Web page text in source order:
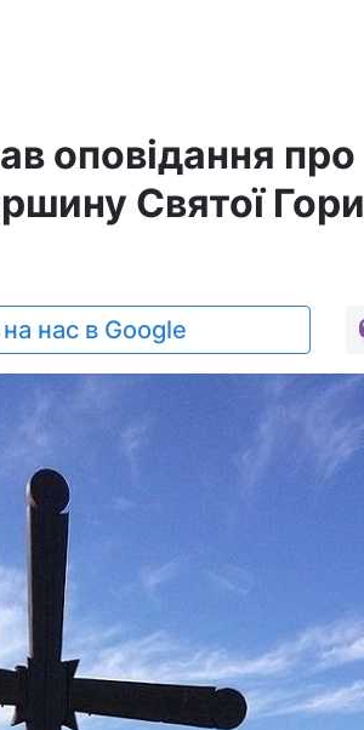
оповідання про
Святої Гори
нас в Google